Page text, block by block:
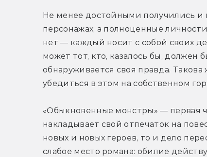
Не менее достойными получились и
персонажах, а полноценные
нет — каждый носит с собой своих
может тот, кто, казалось бы, должен
обнаруживается своя правда.
убедиться в этом на собственном
«Обыкновенные монстры» — первая
накладывает свой отпечаток на
новых и новых героев, то и дело
слабое место романа: обилие